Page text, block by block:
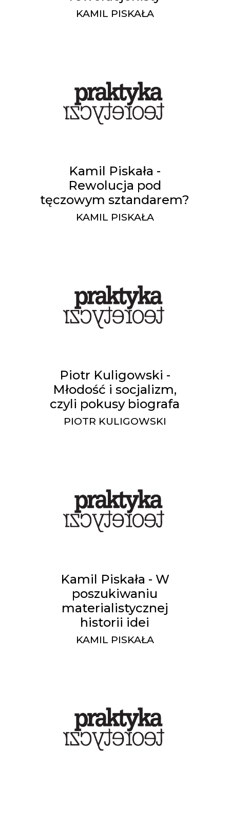
KAMIL PISKAŁA
Kamil Piskała -
Rewolucja pod
tęczowym sztandarem?
KAMIL PISKAŁA
Piotr Kuligowski -
Młodość i socjalizm,
czyli pokusy biografa
PIOTR KULIGOWSKI
Kamil Piskała - W
poszukiwaniu
materialistycznej
historii idei
KAMIL PISKAŁA